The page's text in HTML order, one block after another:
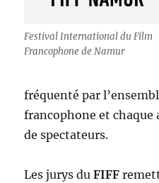
Festival International du Film
Francophone de Namur
fréquenté par
francophone et chaque
de spectateurs.
Les jurys duFIFF